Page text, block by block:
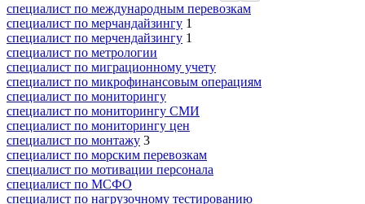
специалист по международным перевозкам
специалист по мерчандайзингу 1
специалист по мерчендайзингу 1
специалист по метрологии
специалист по миграционному учету
специалист по микрофинансовым операциям
специалист по мониторингу
специалист по мониторингу СМИ
специалист по мониторингу цен
специалист по монтажу 3
специалист по морским перевозкам
специалист по мотивации персонала
специалист по МСФО
специалист по нагрузочному тестированию